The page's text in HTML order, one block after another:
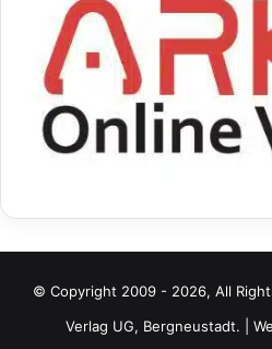
© Copyright 2009 - 2026, All
Verlag UG, Bergneustadt. |